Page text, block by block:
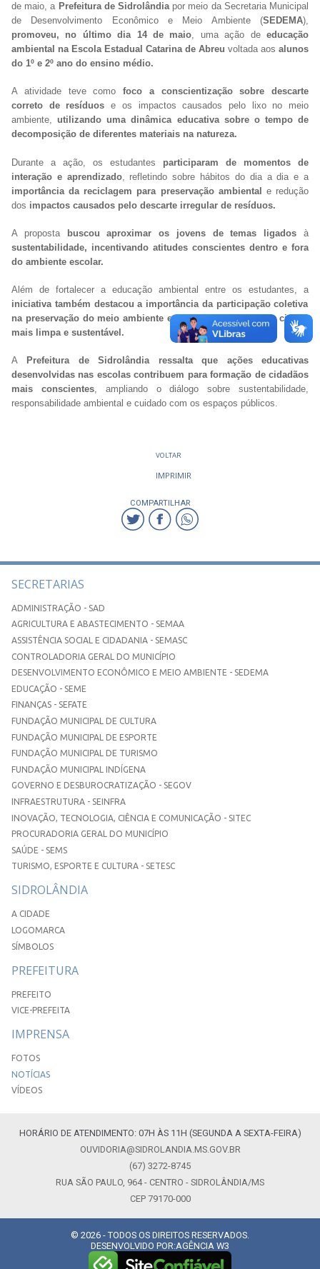
de maio, a Prefeitura de Sidrolândiapor meio da Secretaria Municipal
de Desenvolvimento Econômico e Meio Ambiente (SEDEMA),
promoveu, no último dia 14 de maio, uma ação deeducação
ambiental na Escola Estadual Catarina de Abreu voltada aos alunos
do 1º e 2º ano do ensino médio.
A atividade teve como foco a conscientização sobre descarte
correto de resíduos e os impactos causados pelo lixo no meio
ambiente,utilizando uma dinâmica educativa sobre o tempo de
decomposição de diferentes materiais na natureza.
Durante a ação, os estudantes participaram de momentos de
interação e aprendizado, refletindo sobre hábitos do dia a dia e a
importância da reciclagem para preservação ambiental e redução
dos impactos causados pelo descarte irregular de resíduos.
A propostabuscou aproximar os jovens de temas ligadosà
sustentabilidade, incentivando atitudes conscientes dentro e fora
do ambiente escolar.
Além de fortalecer a educação ambiental entre os estudantes, a
iniciativa também destacou a importância da participação coletiva
na preservação do meio ambiente e na construção de uma cidade
mais limpa e sustentável.
A Prefeitura de Sidrolândia ressalta que ações educativas
desenvolvidas nas escolas contribuem para formação de cidadãos
mais conscientes, ampliando o diálogo sobre sustentabilidade,
responsabilidade ambiental e cuidado com os espaços públicos.
VOLTAR
IMPRIMIR
COMPARTILHAR
SECRETARIAS
ADMINISTRAÇÃO - SAD
AGRICULTURA E ABASTECIMENTO - SEMAA
ASSISTÊNCIA SOCIAL E CIDADANIA - SEMASC
CONTROLADORIA GERAL DO MUNICÍPIO
DESENVOLVIMENTO ECONÔMICO E MEIO AMBIENTE - SEDEMA
EDUCAÇÃO - SEME
FINANÇAS - SEFATE
FUNDAÇÃO MUNICIPAL DE CULTURA
FUNDAÇÃO MUNICIPAL DE ESPORTE
FUNDAÇÃO MUNICIPAL DE TURISMO
FUNDAÇÃO MUNICIPAL INDÍGENA
GOVERNO E DESBUROCRATIZAÇÃO - SEGOV
INFRAESTRUTURA - SEINFRA
INOVAÇÃO, TECNOLOGIA, CIÊNCIA E COMUNICAÇÃO - SITEC
PROCURADORIA GERAL DO MUNICÍPIO
SAÚDE - SEMS
TURISMO, ESPORTE E CULTURA - SETESC
SIDROLÂNDIA
A CIDADE
LOGOMARCA
SÍMBOLOS
PREFEITURA
PREFEITO
VICE-PREFEITA
IMPRENSA
FOTOS
NOTÍCIAS
VÍDEOS
HORÁRIO DE ATENDIMENTO: 07H ÀS 11H (SEGUNDA A SEXTA-FEIRA)
OUVIDORIA@SIDROLANDIA.MS.GOV.BR
(67) 3272-8745
RUA SÃO PAULO, 964 - CENTRO - SIDROLÂNDIA/MS
CEP 79170-000
© 2026 - TODOS OS DIREITOS RESERVADOS.
DESENVOLVIDO POR:AGÊNCIA W3